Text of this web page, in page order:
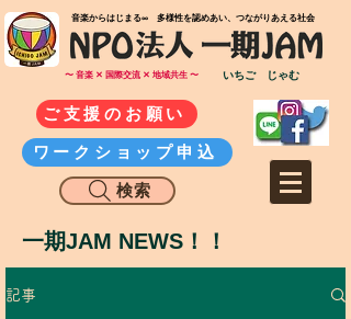
​音楽からはじまる∞ 多様性を認めあい、つながりあえる社会
〜 音楽 ✕ 国際交流 ✕ 地域共生 〜 いちご じゃむ
ご支援のお願い
ワークショップ申込
検索
一期JAM NEWS！！
記事